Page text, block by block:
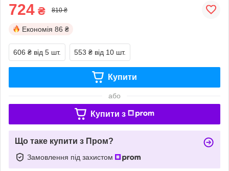
724 ₴ 810 ₴
Економія 86 ₴
606 ₴ від 5 шт. 553 ₴ від 10 шт.
Купити
або
Купити з
Що таке купити з Пром?
Замовлення під захистом